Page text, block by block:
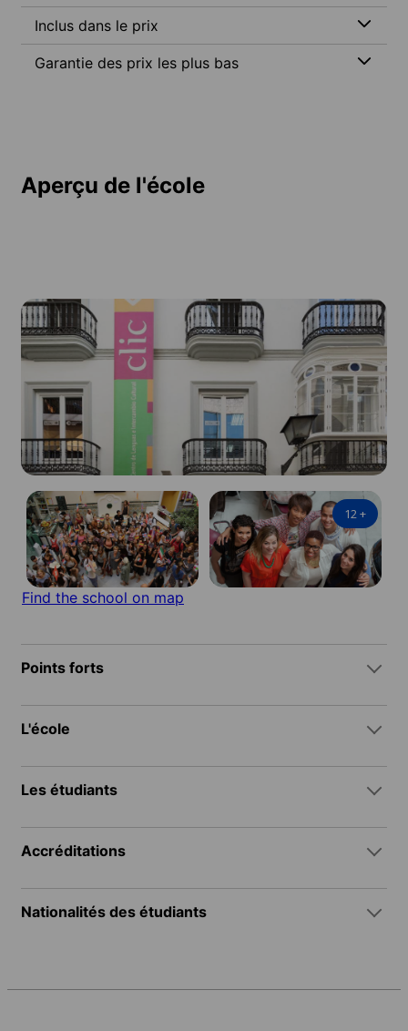
Inclus dans le prix
Garantie des prix les plus bas
Aperçu de l'école
12+
Find the school on map
Points forts
L'école
Les étudiants
Accréditations
Nationalités des étudiants